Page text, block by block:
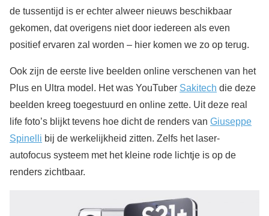
de tussentijd is er echter alweer nieuws beschikbaar
gekomen, dat overigens niet door iedereen als even
positief ervaren zal worden – hier komen we zo op terug.
Ook zijn de eerste live beelden online verschenen van het
Plus en Ultra model. Het was YouTuber Sakitech die deze
beelden kreeg toegestuurd en online zette. Uit deze real
life foto’s blijkt tevens hoe dicht de renders van Giuseppe
Spinelli bij de werkelijkheid zitten. Zelfs het laser-
autofocus systeem met het kleine rode lichtje is op de
renders zichtbaar.